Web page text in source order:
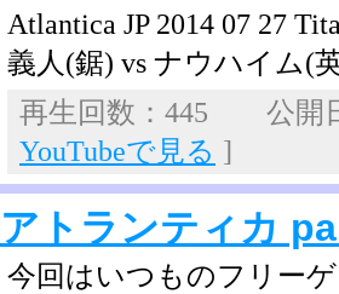
Atlantica JP 2014 07 27
義人(鋸) vs ナウハイム(
再生回数：445 公開
YouTubeで見る ]
アトランティカ
今回はいつものフリー